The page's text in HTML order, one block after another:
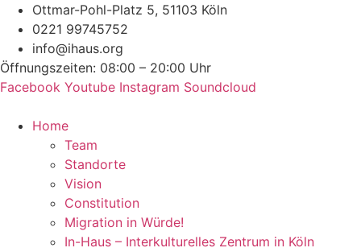
Zum
Inhalt
springen
Ottmar-Pohl-Platz 5, 51103 Köln
0221 99745752
info@ihaus.org
Öffnungszeiten: 08:00 – 20:00 Uhr
Facebook Youtube Instagram Soundcloud
Home
Team
Standorte
Vision
Constitution
Migration in Würde!
In-Haus – Interkulturelles Zentrum in Köln